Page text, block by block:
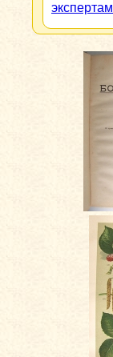
экспертам